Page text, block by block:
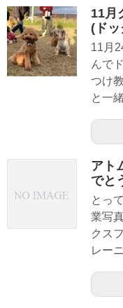
11月
(ド
11月
んで
つけ
と一
アト
でと
とっ
業写
クス
レー